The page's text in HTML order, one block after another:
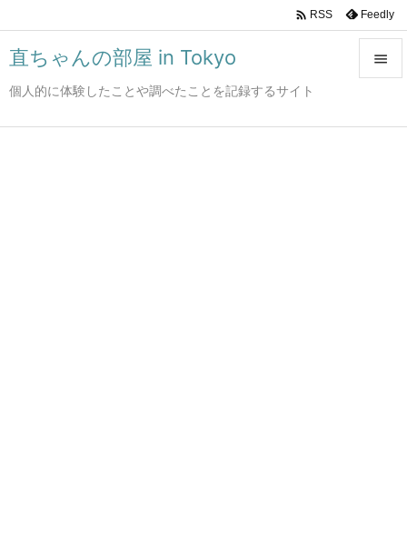
直ちゃんの部屋 in Tokyo
個人的に体験したことや調べたことを記録するサイト

 RSS Feedly